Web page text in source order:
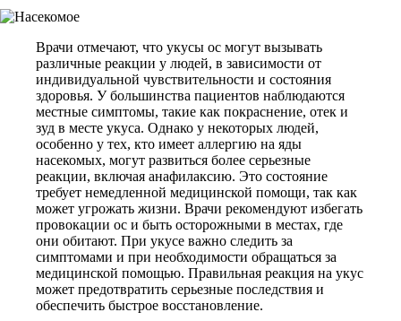
Врачи отмечают, что укусы ос могут вызывать
различные реакции у людей, в зависимости от
индивидуальной чувствительности и состояния
здоровья. У большинства пациентов наблюдаются
местные симптомы, такие как покраснение, отек и
зуд в месте укуса. Однако у некоторых людей,
особенно у тех, кто имеет аллергию на яды
насекомых, могут развиться более серьезные
реакции, включая анафилаксию. Это состояние
требует немедленной медицинской помощи, так как
может угрожать жизни. Врачи рекомендуют избегать
провокации ос и быть осторожными в местах, где
они обитают. При укусе важно следить за
симптомами и при необходимости обращаться за
медицинской помощью. Правильная реакция на укус
может предотвратить серьезные последствия и
обеспечить быстрое восстановление.